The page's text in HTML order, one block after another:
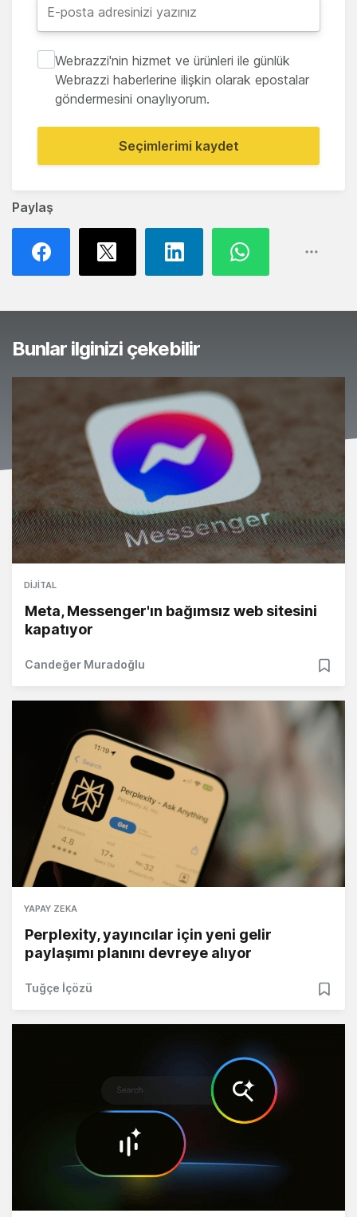
Paylaş
Webrazzi'nin hizmet ve ürünleri ile günlük
Webrazzi haberlerine ilişkin olarak epostalar
göndermesini onaylıyorum.
Seçimlerimi kaydet
Bunlar ilginizi çekebilir
DIJITAL
Meta, Messenger'ın bağımsız web sitesini
kapatıyor
Candeğer Muradoğlu
YAPAY ZEKA
Perplexity, yayıncılar için yeni gelir
paylaşımı planını devreye alıyor
Tuğçe İçözü